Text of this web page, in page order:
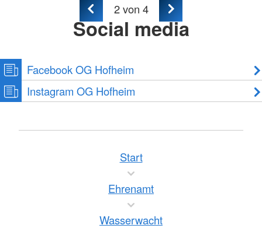
2von 4
Social media
Facebook OG Hofheim
Instagram OG Hofheim
Start
Ehrenamt
Wasserwacht